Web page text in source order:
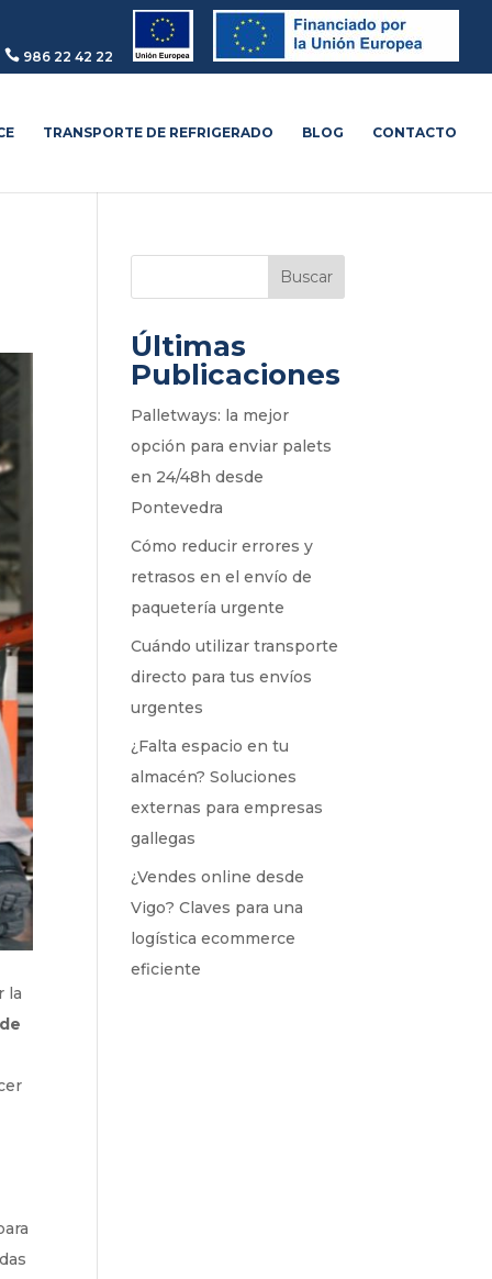
 986 22 42 22
TRANSPORTE DE REFRIGERADO BLOG CONTACTO
la
Buscar
Últimas
Publicaciones
Palletways: la mejor
opción para enviar palets
en 24/48h desde
Pontevedra
Cómo reducir errores y
retrasos en el envío de
paquetería urgente
Cuándo utilizar transporte
directo para tus envíos
urgentes
¿Falta espacio en tu
almacén? Soluciones
externas para empresas
gallegas
¿Vendes online desde
Vigo? Claves para una
logística ecommerce
eficiente